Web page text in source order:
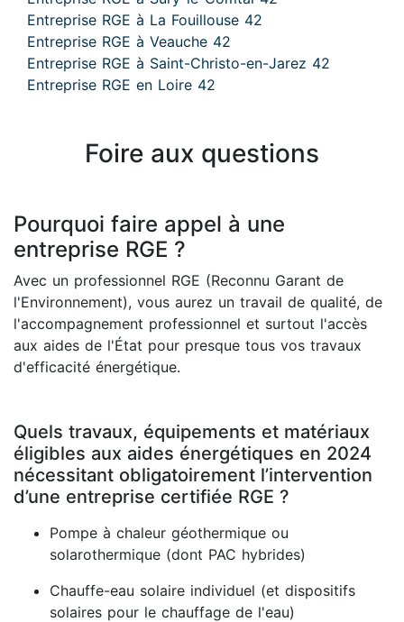
Entreprise RGE à La Fouillouse 42
Entreprise RGE à Veauche 42
Entreprise RGE à Saint-Christo-en-Jarez 42
Entreprise RGE en Loire 42
Foire aux questions
Pourquoi faire appel à une
entreprise RGE ?
Avec un professionnel RGE (Reconnu Garant de
l'Environnement), vous aurez un travail de qualité, de
l'accompagnement professionnel et surtout l'accès
aux aides de l'État pour presque tous vos travaux
d'efficacité énergétique.
Quels travaux, équipements et matériaux
éligibles aux aides énergétiques en 2024
nécessitant obligatoirement l’intervention
d’une entreprise certifiée RGE ?
Pompe à chaleur géothermique ou
solarothermique (dont PAC hybrides)
Chauffe-eau solaire individuel (et dispositifs
solaires pour le chauffage de l'eau)